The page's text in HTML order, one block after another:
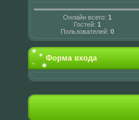
Онлайн всего: 1
Гостей: 1
Пользователей: 0
Форма входа